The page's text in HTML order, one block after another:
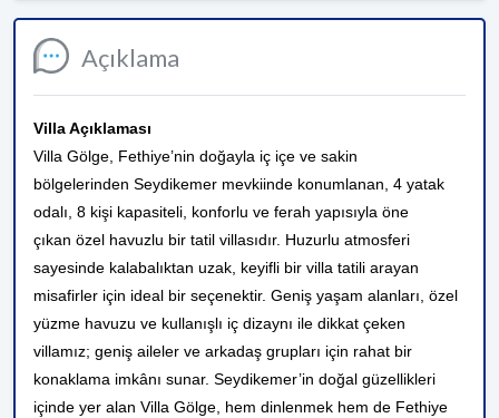
Açıklama
Villa Açıklaması
Villa Gölge, Fethiye’nin doğayla iç içe ve sakin
bölgelerinden Seydikemer mevkiinde konumlanan, 4 yatak
odalı, 8 kişi kapasiteli, konforlu ve ferah yapısıyla öne
çıkan özel havuzlu bir tatil villasıdır. Huzurlu atmosferi
sayesinde kalabalıktan uzak, keyifli bir villa tatili arayan
misafirler için ideal bir seçenektir. Geniş yaşam alanları, özel
yüzme havuzu ve kullanışlı iç dizaynı ile dikkat çeken
villamız; geniş aileler ve arkadaş grupları için rahat bir
konaklama imkânı sunar. Seydikemer’in doğal güzellikleri
içinde yer alan Villa Gölge, hem dinlenmek hem de Fethiye